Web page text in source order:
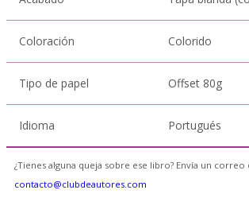
Coloración Colorido
Tipo de papel Offset 80g
Idioma Portugués
¿Tienes alguna queja sobre ese libro? Envía un
contacto@clubdeautores.com